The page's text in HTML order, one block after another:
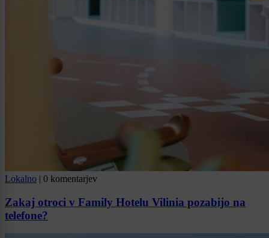
Lokalno | 0 komentarjev
Zakaj otroci v Family Hotelu Vilinia pozabijo na
telefone?